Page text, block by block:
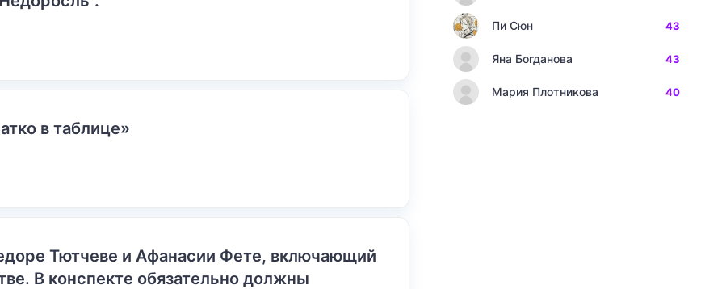
в таблице»
Тютчеве и Афанасии Фете, включающий
В конспекте обязательно должны
Пи Сюн 43
Яна Богданова 43
Мария Плотникова 40